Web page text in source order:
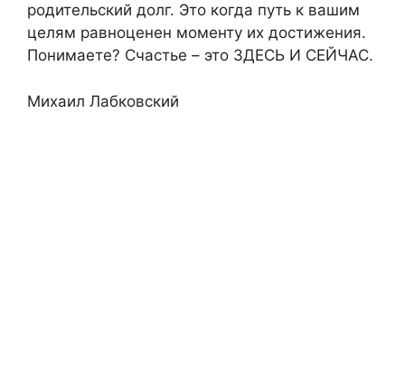
родительский долг. Это когда путь к вашим
целям равноценен моменту их достижения.
Понимаете? Счастье – это ЗДЕСЬ И СЕЙЧАС.
Михаил Лабковский